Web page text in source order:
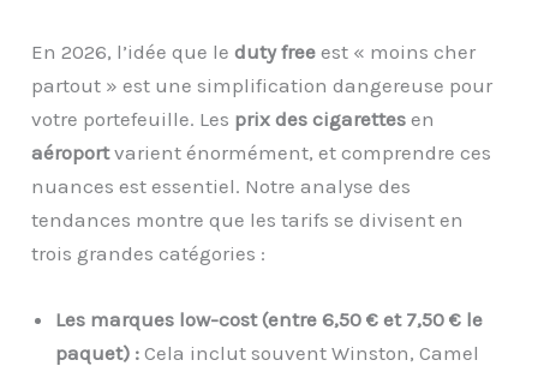
En 2026, l’idée que leduty free est « moins cher
partout » est une simplification dangereuse pour
votre portefeuille. Les prix des cigarettes en
aéroportvarient énormément, et comprendre ces
nuances est essentiel. Notre analyse des
tendances montre que les tarifs se divisent en
trois grandes catégories :
Les marques low-cost (entre 6,50 € et 7,50 € le
paquet) : Cela inclut souvent Winston, Camel